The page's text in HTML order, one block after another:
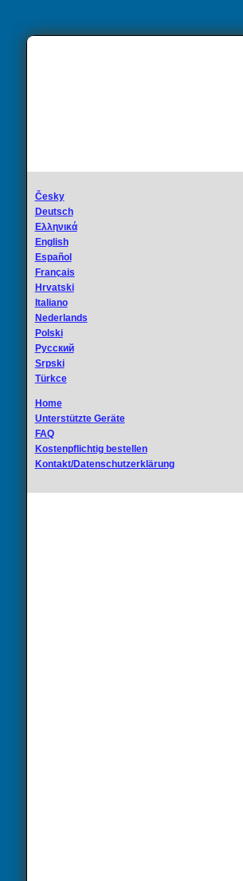
Česky
Deutsch
Ελληνικά
English
Español
Français
Hrvatski
Italiano
Nederlands
Polski
Русский
Srpski
Türkce
Home
Unterstützte Geräte
FAQ
Kostenpflichtig bestellen
Kontakt/Datenschutzerklärung